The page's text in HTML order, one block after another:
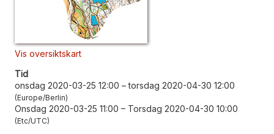
Vis oversiktskart
Tid
onsdag 2020-03-25 12:00 –torsdag 2020-04-30 12:00
Europe/Berlin
Onsdag 2020-03-25 11:00 – Torsdag 2020-04-30 10:00
Etc/UTC